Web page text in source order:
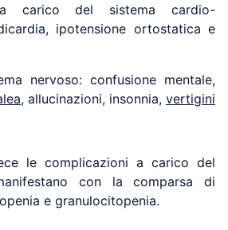
a carico del sistema cardio-
ipotensione ortostatica e
nervoso: confusione mentale,
allucinazioni, insonnia, vertigini
le complicazioni a carico del
con la comparsa di
e granulocitopenia.